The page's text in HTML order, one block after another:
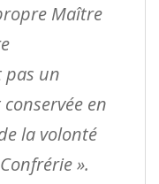
Maître
pas un
en
la volonté
».